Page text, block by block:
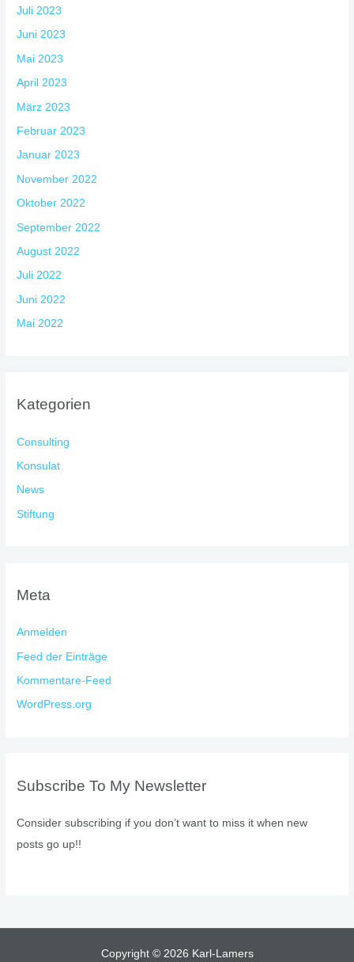
Juli 2023
Juni 2023
Mai 2023
April 2023
März 2023
Februar 2023
Januar 2023
November 2022
Oktober 2022
September 2022
August 2022
Juli 2022
Juni 2022
Mai 2022
Kategorien
Consulting
Konsulat
News
Stiftung
Meta
Anmelden
Feed der Einträge
Kommentare-Feed
WordPress.org
Subscribe To My Newsletter
Consider subscribing if you don’t want to miss it when new
posts go up!!
Copyright © 2026 Karl-Lamers